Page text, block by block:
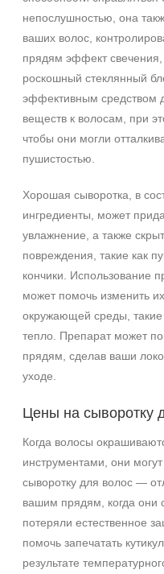
непослушностью, она
ваших волос,
прядям эффект свечения,
роскошный стеклянный
эффективным средством
веществ к волосам, при
чтобы они могли
пушистостью.
Хорошая сыворотка, в
ингредиенты, может
увлажнение, а также
повреждения, такие как
кончики. Использование
может помочь изменить
окружающей среды, такие
тепло. Препарат может
прядям, сделав ваши
уходе.
Цены на сыворотку
Когда волосы
инструментами, они
сыворотку для волос —
вашим прядям, когда они
потеряли естественное
помочь запечатать
результате